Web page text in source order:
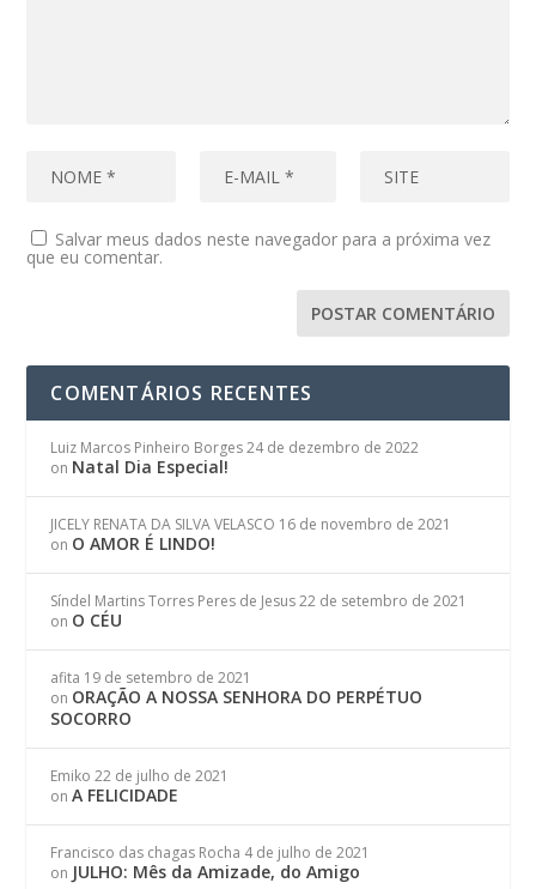
Salvar meus dados neste navegador para a próxima vez
que eu comentar.
COMENTÁRIOS RECENTES
Luiz Marcos Pinheiro Borges 24 de dezembro de 2022
on Natal Dia Especial!
JICELY RENATA DA SILVA VELASCO 16 de novembro de 2021
on O AMOR É LINDO!
Síndel Martins Torres Peres de Jesus 22 de setembro de 2021
on O CÉU
afita 19 de setembro de 2021
on ORAÇÃO A NOSSA SENHORA DO PERPÉTUO
SOCORRO
Emiko 22 de julho de 2021
onA FELICIDADE
Francisco das chagas Rocha 4 de julho de 2021
on JULHO: Mês da Amizade, do Amigo